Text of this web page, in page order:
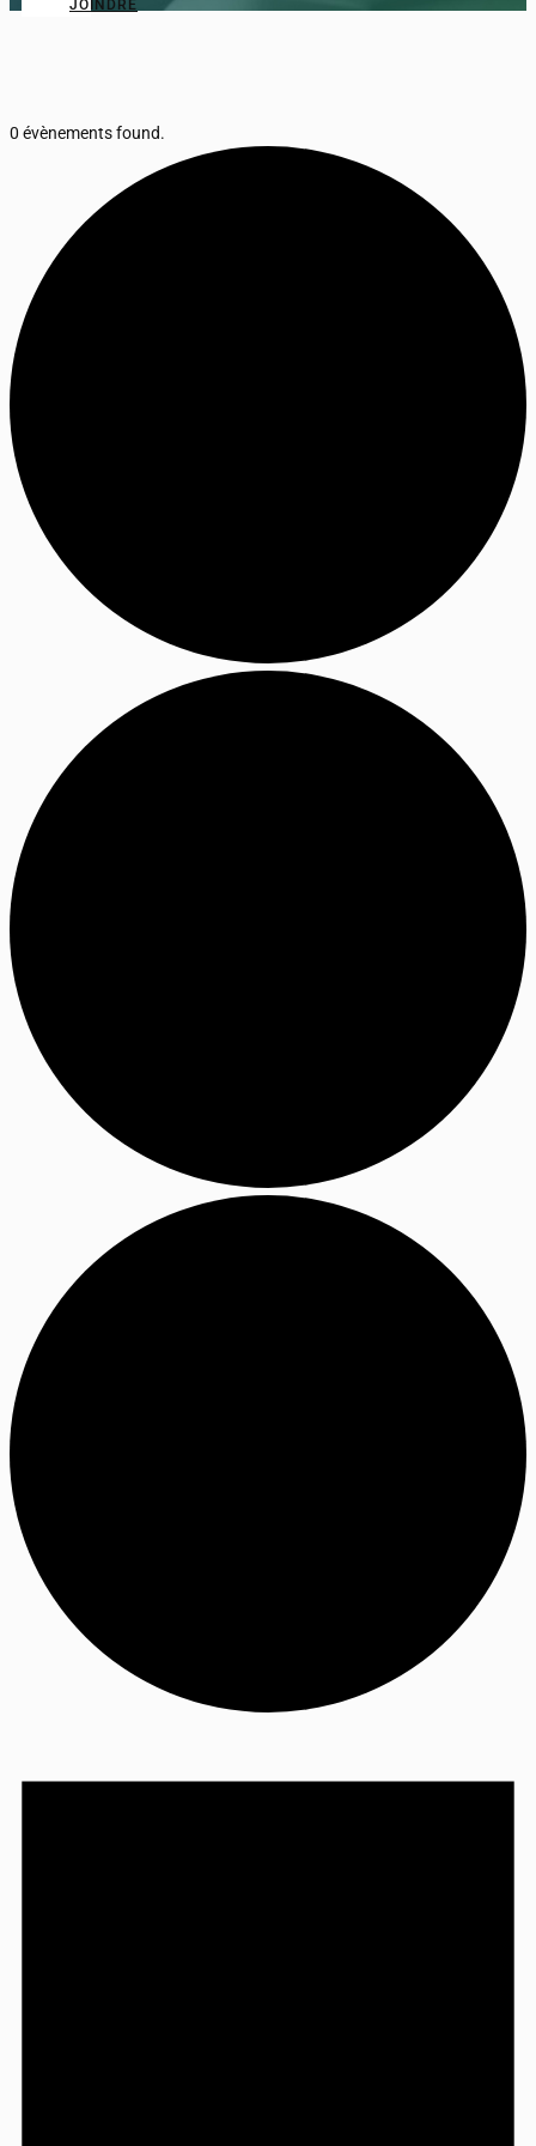
JOINDRE
0 évènements found.